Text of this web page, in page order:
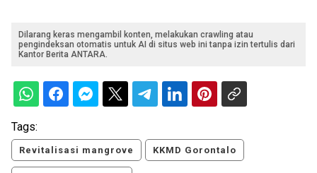
Dilarang keras mengambil konten, melakukan crawling atau
pengindeksan otomatis untuk AI di situs web ini tanpa izin tertulis dari
Kantor Berita ANTARA.
Tags:
Revitalisasi mangrove KKMD Gorontalo